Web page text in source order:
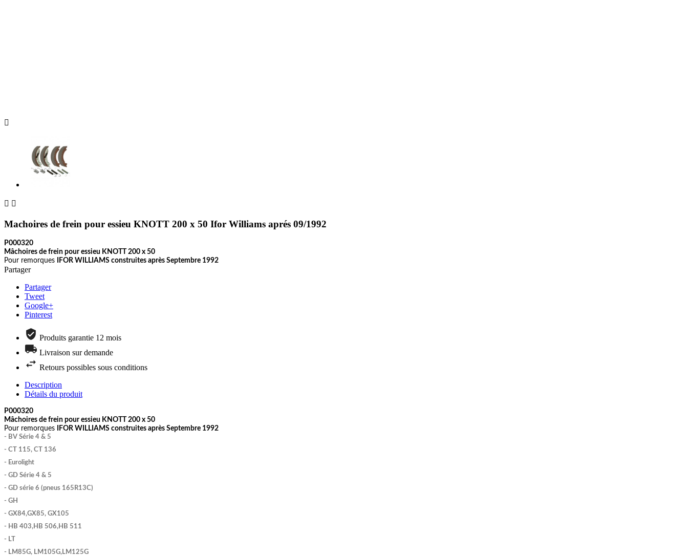

 
Machoires de frein pour essieu KNOTT 200 x 50 Ifor Williams aprés 09/1992
P000320
Mâchoires de frein pour essieu KNOTT 200 x 50
Pour remorques
IFOR WILLIAMS construites après Septembre 1992
Partager
Partager
Tweet
Google+
Pinterest
Produits garantie 12 mois
Livraison sur demande
Retours possibles sous conditions
Description
Détails du produit
P000320
Mâchoires de frein pour essieu KNOTT 200 x 50
Pour remorques
IFOR WILLIAMS construites après Septembre 1992
- BV Série 4 & 5
- CT 115, CT 136
- Eurolight
- GD Série 4 & 5
- GD série 6 (pneus 165R13C)
- GH
- GX84,GX85, GX105
- HB 403,HB 506,HB 511
- LT
- LM85G, LM105G,LM125G